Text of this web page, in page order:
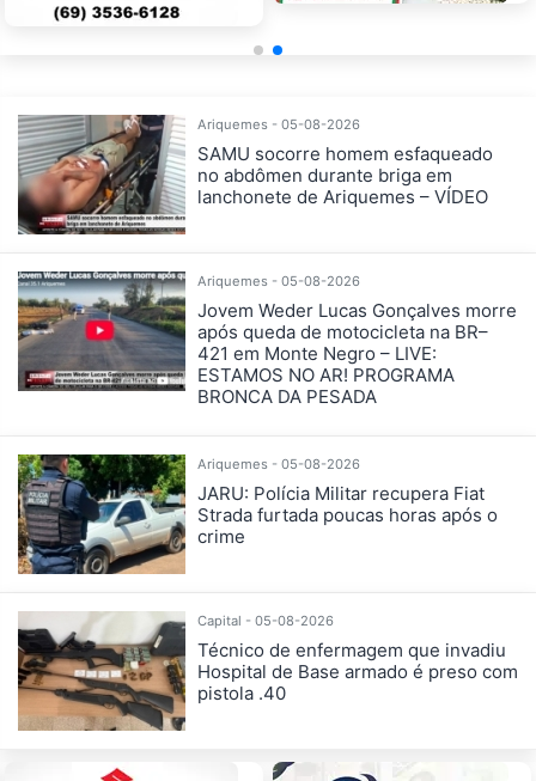
Ariquemes - 05-08-2026
SAMU socorre homem esfaqueado
no abdômen durante briga em
lanchonete de Ariquemes – VÍDEO
Ariquemes - 05-08-2026
Jovem Weder Lucas Gonçalves morre
após queda de motocicleta na BR–
421 em Monte Negro – LIVE:
ESTAMOS NO AR! PROGRAMA
BRONCA DA PESADA
Ariquemes - 05-08-2026
JARU: Polícia Militar recupera Fiat
Strada furtada poucas horas após o
crime
Capital - 05-08-2026
Técnico de enfermagem que invadiu
Hospital de Base armado é preso com
pistola .40